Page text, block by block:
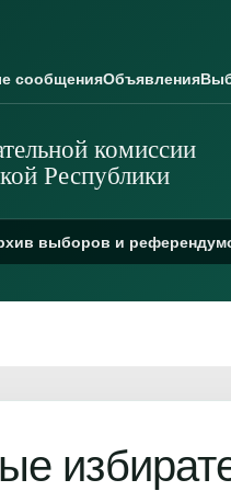
сообщенияОбъявления
комиссии
Республики
выборов и